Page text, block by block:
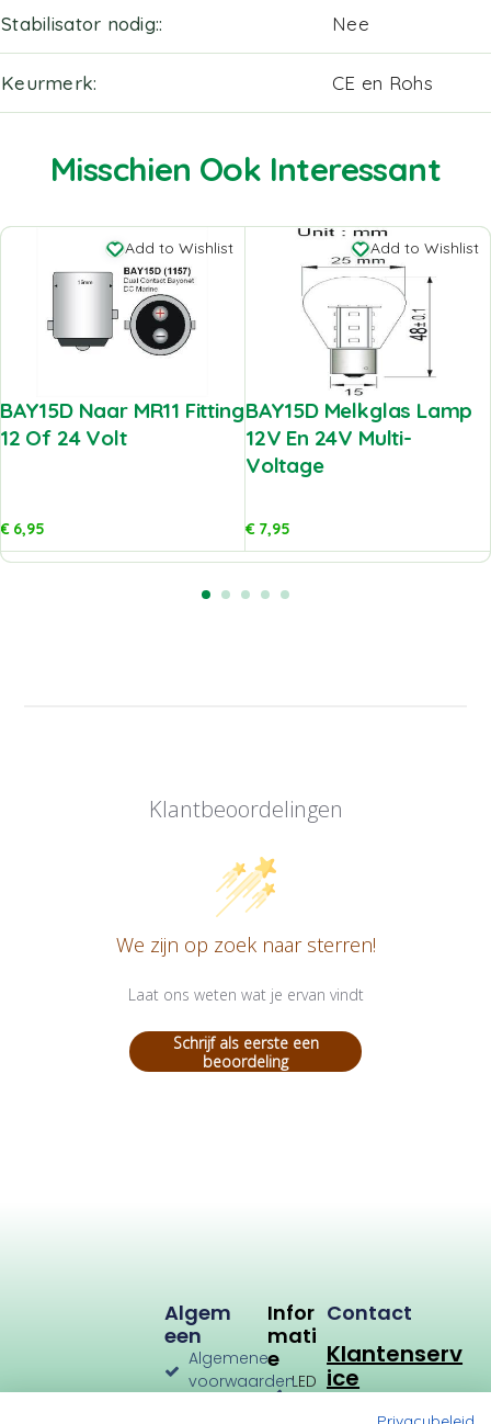
Stabilisator nodig: Nee
Keurmerk CE en Rohs
Misschien Ook Interessant
Add to Wishlist
BAY15D Naar MR11 Fitting
12 Of 24 Volt
€6,95
Add to Wishlist
BAY15D Melkglas Lamp
12V En 24V Multi-
Voltage
€7,95
Klantbeoordelingen
We zijn op zoek naar sterren!
Laat ons weten wat je ervan vindt
Schrijf als eerste een
beoordeling
Infor
Mati
E
LED
Algem
Een
Algemene
voorwaarden
Contact
Klantenserv
ice
Privacybeleid